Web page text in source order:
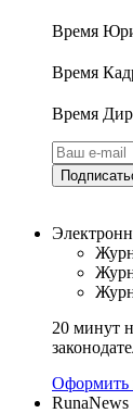
Время
Время
Время
20 минут
Оформить
RunaNews